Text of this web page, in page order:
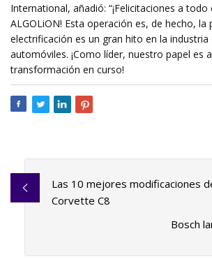
International, añadió: “¡Felicitaciones a todo
ALGOLiON! Esta operación es, de hecho, la
electrificación es un gran hito en la industria
automóviles. ¡Como líder, nuestro papel es
transformación en curso!
Las 10 mejores modificaciones
Corvette C8
Bosch